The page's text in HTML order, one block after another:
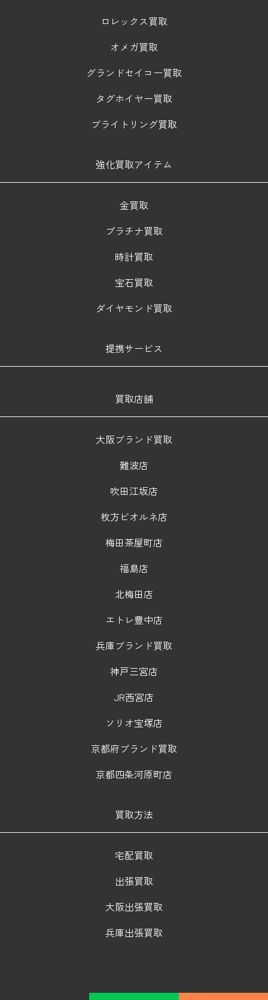
ロレックス買取
オメガ買取
グランドセイコー買取
タグホイヤー買取
ブライトリング買取
強化買取アイテム
金買取
プラチナ買取
時計買取
宝石買取
ダイヤモンド買取
提携サービス
買取店舗
大阪ブランド買取
難波店
吹田江坂店
枚方ビオルネ店
梅田茶屋町店
福島店
北梅田店
エトレ豊中店
兵庫ブランド買取
神戸三宮店
JR西宮店
ソリオ宝塚店
京都府ブランド買取
京都四条河原町店
買取方法
宅配買取
出張買取
大阪出張買取
兵庫出張買取